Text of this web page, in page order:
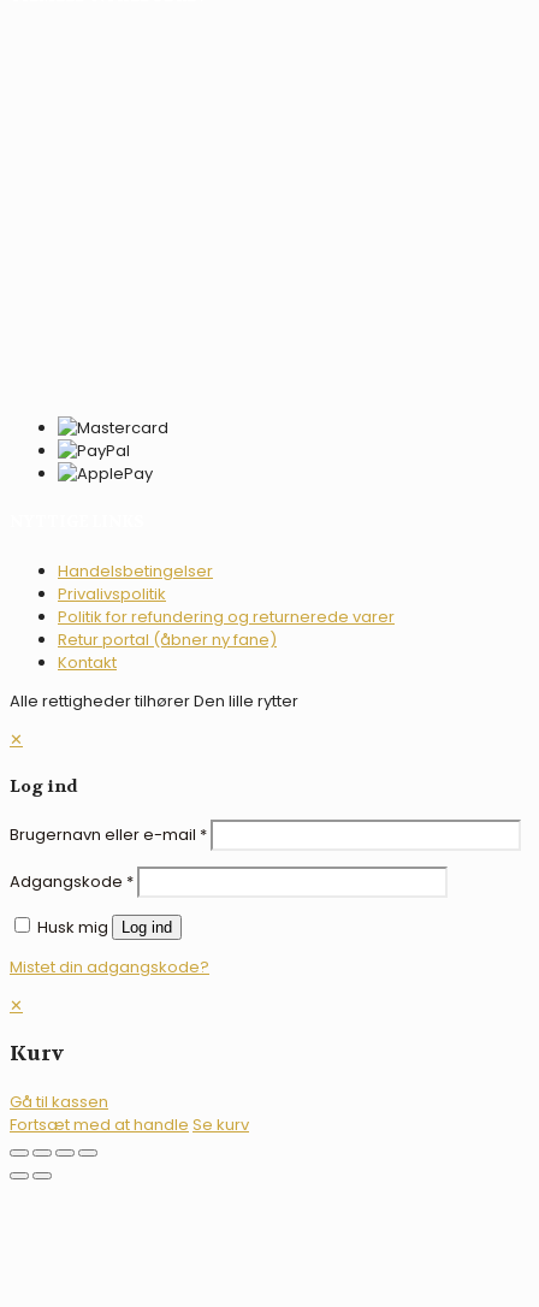
Handelsbetingelser
Privalivspolitik
Politik for refundering og returnerede varer
Retur portal (åbner ny fane)
Kontakt
Alle rettigheder tilhører Den lille rytter
✕
Log ind
Brugernavn eller e-mail *
Adgangskode *
Husk mig
Log ind
Mistet din adgangskode?
✕
Kurv
Gå til kassen
Fortsæt med at handle Se kurv